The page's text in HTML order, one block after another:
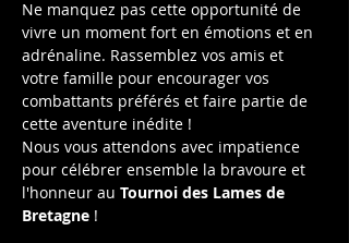
Ne manquez pas cette opportunité de
vivre un moment fort en émotions et en
adrénaline. Rassemblez vos amis et
votre famille pour encourager vos
combattants préférés et faire partie de
cette aventure inédite !
Nous vous attendons avec impatience
pour célébrer ensemble la bravoure et
l'honneur au Tournoi des Lames de
Bretagne !